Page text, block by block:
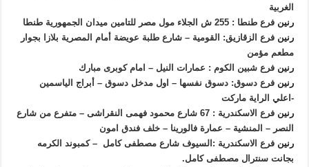
الغربية
رنينفرع طنطا : 255 ش الجلاء مول مصر للتامين ميدان الجمهورية طنطا
رنينفرع الزقازيق: القومية – شارع طلبة عويضة أمام المصرية بلازا بجوار
مطعم مؤمن
رنينفرع شبين الكوم : عمارات النيل – امام كوبرى مبارك
رنينفرع دسوق: دسوق نفسها – اول مدخل دسوق – أبراج الياسمين
-اعلي الراية ماركت
رنين
فرع الاسكندرية : 67 شارع محمود فهمى النقراشى – متفرع من شارع
النصر – المنشية – عمارة فالورينا – خلف فندق امون
رنينفرع الاسكندرية :السيوف شارع مصطفى كامل – كمبوند الكرمه
بجانت سنترال مصطفى كامل.